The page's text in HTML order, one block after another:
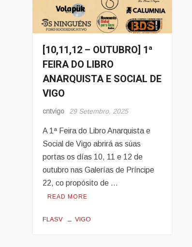
Eventos
[10,11,12 – OUTUBRO] 1ª
FEIRA DO LIBRO
ANARQUISTA E SOCIAL DE
VIGO
cntvigo 29 Setembro, 2025
A 1ª Feira do Libro Anarquista e
Social de Vigo abrirá as súas
portas os días 10, 11 e 12 de
outubro nas Galerías de Príncipe
22, co propósito de …
READ MORE
FLASV VIGO